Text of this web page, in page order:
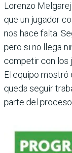
Lorenzo
que un jugador
nos hace falta.
pero si no llega
competir con los
El equipo mostró
queda seguir
parte del